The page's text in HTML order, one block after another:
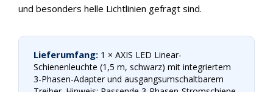
und besonders helle Lichtlinien gefragt sind.
Lieferumfang: 1 × AXIS LED Linear-
Schienenleuchte (1,5 m, schwarz) mit integriertem
3-Phasen-Adapter und ausgangsumschaltbarem